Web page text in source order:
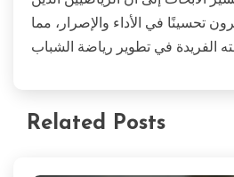
تحسينًا في الأداء والإصرار، مما
Related Posts